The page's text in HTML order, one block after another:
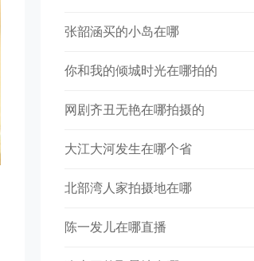
张韶涵买的小岛在哪
你和我的倾城时光在哪拍的
网剧齐丑无艳在哪拍摄的
大江大河发生在哪个省
北部湾人家拍摄地在哪
陈一发儿在哪直播